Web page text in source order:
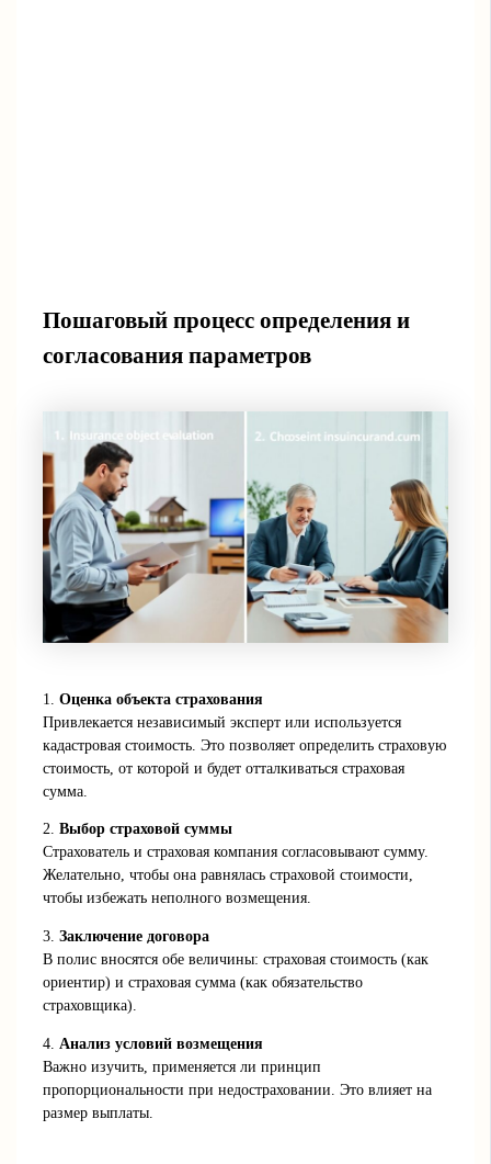
Пошаговый процесс определения и
согласования параметров
1.Оценка объекта страхования
Привлекается независимый эксперт или используется
кадастровая стоимость. Это позволяет определить страховую
стоимость, от которой и будет отталкиваться страховая
сумма.
2.Выбор страховой суммы
Страхователь и страховая компания согласовывают сумму.
Желательно, чтобы она равнялась страховой стоимости,
чтобы избежать неполного возмещения.
3.Заключение договора
В полис вносятся обе величины: страховая стоимость (как
ориентир) и страховая сумма (как обязательство
страховщика).
4. Анализ условий возмещения
Важно изучить, применяется ли принцип
пропорциональности при недостраховании. Это влияет на
размер выплаты.